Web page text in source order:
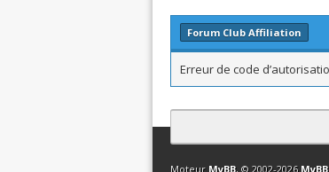
Forum Club Affiliation
Erreur de code
Contact Club Affiliation
Moteur MyBB, © 2002-2026